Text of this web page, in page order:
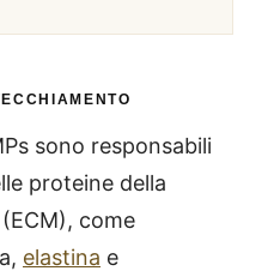
sono responsabili
proteine ​​della
come
elastina e